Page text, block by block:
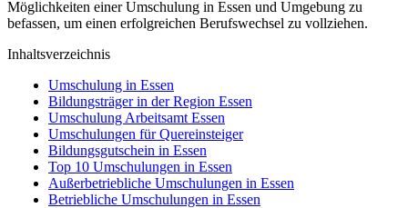
Möglichkeiten einer Umschulung in Essen und Umgebung zu
befassen, um einen erfolgreichen Berufswechsel zu vollziehen.
Inhaltsverzeichnis
Umschulung in Essen
Bildungsträger in der Region Essen
Umschulung Arbeitsamt Essen
Umschulungen für Quereinsteiger
Bildungsgutschein in Essen
Top 10 Umschulungen in Essen
Außerbetriebliche Umschulungen in Essen
Betriebliche Umschulungen in Essen